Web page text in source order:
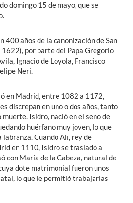
domingo 15 de mayo, que se
400 años de la canonización de San
por parte del Papa Gregorio
Ignacio de Loyola, Francisco
Neri.
en Madrid, entre 1082 a 1172,
discrepan en uno o dos años, tanto
Isidro, nació en el seno de
huérfano muy joven, lo que
Cuando Alí, rey de
en 1110, Isidro se trasladó a
con María de la Cabeza, natural de
dote matrimonial fueron unos
lo que le permitió trabajarlas